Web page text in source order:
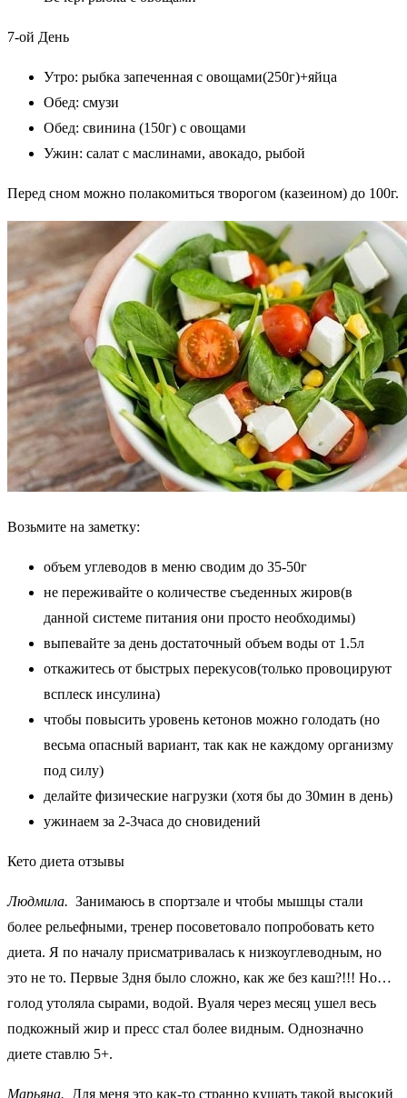
7-ой День
Утро: рыбка запеченная с овощами(250г)+яйца
Обед: смузи
Обед: свинина (150г) с овощами
Ужин: салат с маслинами, авокадо, рыбой
Перед сном можно полакомиться творогом (казеином) до 100г.
Возьмите на заметку:
объем углеводов в меню сводим до 35-50г
не переживайте о количестве съеденных жиров(в
данной системе питания они просто необходимы)
выпевайте за день достаточный объем воды от 1.5л
откажитесь от быстрых перекусов(только провоцируют
всплеск инсулина)
чтобы повысить уровень кетонов можно голодать (но
весьма опасный вариант, так как не каждому организму
под силу)
делайте физические нагрузки (хотя бы до 30мин в день)
ужинаем за 2-3часа до сновидений
Кето диета отзывы
Людмила. Занимаюсь в спортзале и чтобы мышцы стали
более рельефными, тренер посоветовало попробовать кето
диета. Я по началу присматривалась к низкоуглеводным, но
это не то. Первые 3дня было сложно, как же без каш?!!! Но…
голод утоляла сырами, водой. Вуаля через месяц ушел весь
подкожный жир и пресс стал более видным. Однозначно
диете ставлю 5+.
Марьяна. Для меня это как-то странно кушать такой высокий